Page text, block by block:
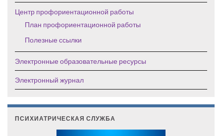
Центр профориентационной работы
План профориентационной работы
Полезные ссылки
Электронные образовательные ресурсы
Электронный журнал
ПСИХИАТРИЧЕСКАЯ СЛУЖБА